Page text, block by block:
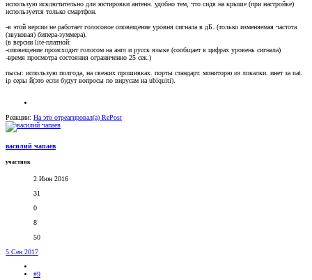
использую исключительно для юстировки антенн. удобно тем, что сидя на крыше (при настройке)
используется только смартфон.
-в этой версии не работает голосовое оповещение уровня сигнала в дБ. (только изменяемая частота
(звуковая) бипера-зуммера).
(в версии lite-платной:
-оповещение происходит голосом на англ и русск языке (сообщает в цифрах уровень сигнала)
-время просмотра состояния ограниченно 25 сек.)
пысы: использую полгода, на свежих прошивках. порты стандарт. мониторю из локалки. инет за nat.
ip серы й(это если будут вопросы по вирусам на ubiquiti).
Реакции: На это отреагировал(а) RePost
василий чапаев
участник
2 Июн 2016
31
0
8
50
5 Сен 2017
#9